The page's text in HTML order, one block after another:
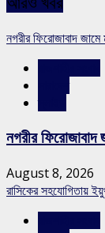
নগরীর ফিরোজাবাদ
নগরীর ফিরোজাবাদ
August 8, 2026
রাসিকের সহযোগিতায়